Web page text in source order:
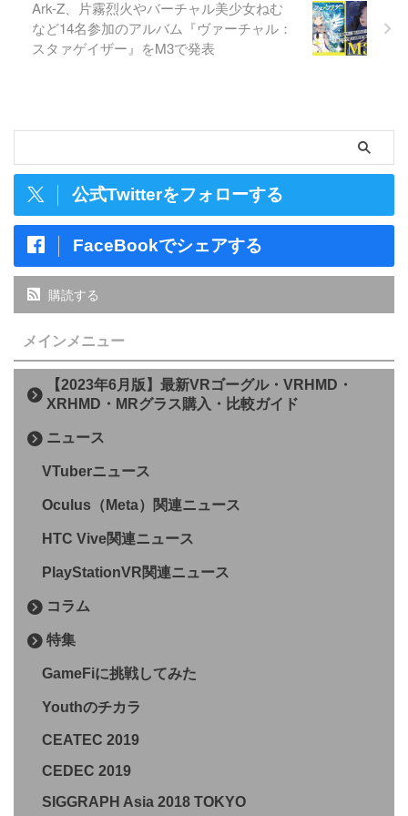
Ark-Z、片霧烈火やバーチャル美少女ねむ
など14名参加のアルバム『ヴァーチャル：
スタァゲイザー』をM3で発表
公式Twitterをフォローする
FaceBookでシェアする
購読する
メインメニュー
【2023年6月版】最新VRゴーグル・VRHMD・
XRHMD・MRグラス購入・比較ガイド
ニュース
VTuberニュース
Oculus（Meta）関連ニュース
HTC Vive関連ニュース
PlayStationVR関連ニュース
コラム
特集
GameFiに挑戦してみた
Youthのチカラ
CEATEC 2019
CEDEC 2019
SIGGRAPH Asia 2018 TOKYO